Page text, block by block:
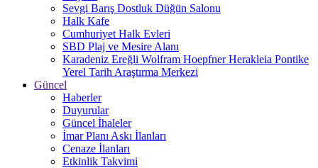
Sevgi Barış Dostluk Düğün Salonu
Halk Kafe
Cumhuriyet Halk Evleri
SBD Plaj ve Mesire Alanı
Karadeniz Ereğli Wolfram Hoepfner Herakleia Pontike
Yerel Tarih Araştırma Merkezi
Güncel
Haberler
Duyurular
Güncel İhaleler
İmar Planı Askı İlanları
Cenaze İlanları
Etkinlik Takvimi